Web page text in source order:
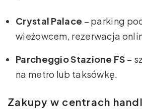
Crystal Palace – parking
wieżowcem, rezerwacja
Parcheggio Stazione FS –
na metro lub taksówkę.
Zakupy w centrach